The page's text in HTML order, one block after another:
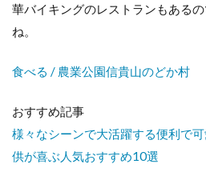
華バイキングのレストランもある
ね。
食べる / 農業公園信貴山のどか村
おすすめ記事
様々なシーンで大活躍する便利で
供が喜ぶ人気おすすめ10選